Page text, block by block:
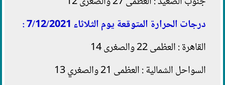
درجات الحرارة المتوقعة يوم الثلاثاء 7/12/2021 :
القاهرة : العظمى 22 والصغرى 14
السواحل الشمالية : العظمى 21 والصغري 13